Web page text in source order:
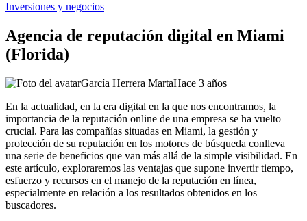
Inversiones y negocios
Agencia de reputación digital en Miami
(Florida)
García Herrera MartaHace 3 años
En la actualidad, en la era digital en la que nos encontramos, la
importancia de la reputación online de una empresa se ha vuelto
crucial. Para las compañías situadas en Miami, la gestión y
protección de su reputación en los motores de búsqueda conlleva
una serie de beneficios que van más allá de la simple visibilidad. En
este artículo, exploraremos las ventajas que supone invertir tiempo,
esfuerzo y recursos en el manejo de la reputación en línea,
especialmente en relación a los resultados obtenidos en los
buscadores.